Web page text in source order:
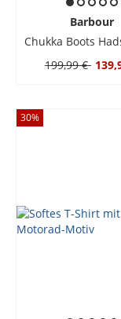
Barbour
199,99 €
30%